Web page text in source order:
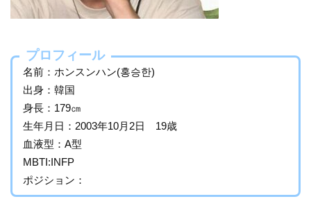
プロフィール
名前：ホンスンハン(홍승한)
出身：韓国
身長：179㎝
生年月日：2003年10月2日 19歳
血液型：A型
MBTI:INFP
ポジション：